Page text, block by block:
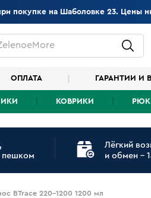
покупке на Шаболовке 23. Цены
ОПЛАТА ГАРАНТИИ И
КОВРИКИ
пешком
Лёгкий
и обмен -
BTrace 220-1200 1200 мл